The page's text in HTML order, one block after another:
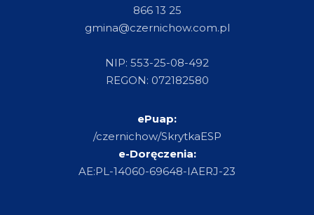
866 13 25
gmina@czernichow.com.pl
NIP: 553-25-08-492
REGON: 072182580
ePuap:
/czernichow/SkrytkaESP
e-Doręczenia:
AE:PL-14060-69648-IAERJ-23